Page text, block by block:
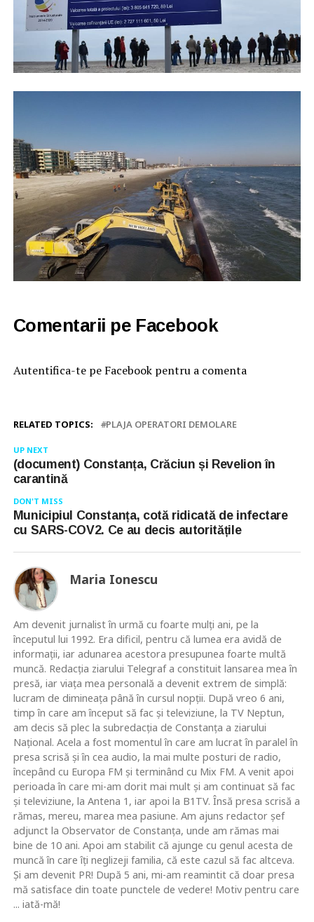
Comentarii pe Facebook
Autentifica-te pe Facebook pentru a comenta
RELATED TOPICS: PLAJA OPERATORI DEMOLARE
UP NEXT
(document) Constanța, Crăciun și Revelion în
carantină
DON'T MISS
Municipiul Constanța, cotă ridicată de infectare
cu SARS-COV2. Ce au decis autoritățile
Maria Ionescu
Am devenit jurnalist în urmă cu foarte mulţi ani, pe la
începutul lui 1992. Era dificil, pentru că lumea era avidă de
informaţii, iar adunarea acestora presupunea foarte multă
muncă. Redacţia ziarului Telegraf a constituit lansarea mea în
presă, iar viaţa mea personală a devenit extrem de simplă:
lucram de dimineaţa până în cursul nopţii. După vreo 6 ani,
timp în care am început să fac şi televiziune, la TV Neptun,
am decis să plec la subredacţia de Constanţa a ziarului
Naţional. Acela a fost momentul în care am lucrat în paralel în
presa scrisă şi în cea audio, la mai multe posturi de radio,
începând cu Europa FM şi terminând cu Mix FM. A venit apoi
perioada în care mi-am dorit mai mult şi am continuat să fac
şi televiziune, la Antena 1, iar apoi la B1TV. Însă presa scrisă a
rămas, mereu, marea mea pasiune. Am ajuns redactor şef
adjunct la Observator de Constanţa, unde am rămas mai
bine de 10 ani. Apoi am stabilit că ajunge cu genul acesta de
muncă în care îţi neglizeji familia, că este cazul să fac altceva.
Şi am devenit PR! După 5 ani, mi-am reamintit că doar presa
mă satisface din toate punctele de vedere! Motiv pentru care
... iată-mă!